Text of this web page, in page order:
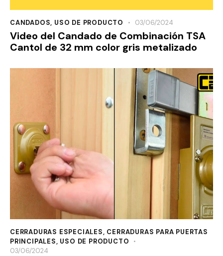
CANDADOS, USO DE PRODUCTO 03/06/2024
Video del Candado de Combinación TSA
Cantol de 32 mm color gris metalizado
CERRADURAS ESPECIALES, CERRADURAS PARA PUERTAS
PRINCIPALES, USO DE PRODUCTO
03/06/2024